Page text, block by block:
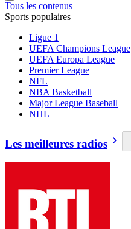
Tous les contenus
Sports populaires
Ligue 1
UEFA Champions League
UEFA Europa League
Premier League
NFL
NBA Basketball
Major League Baseball
NHL
Les meilleures radios